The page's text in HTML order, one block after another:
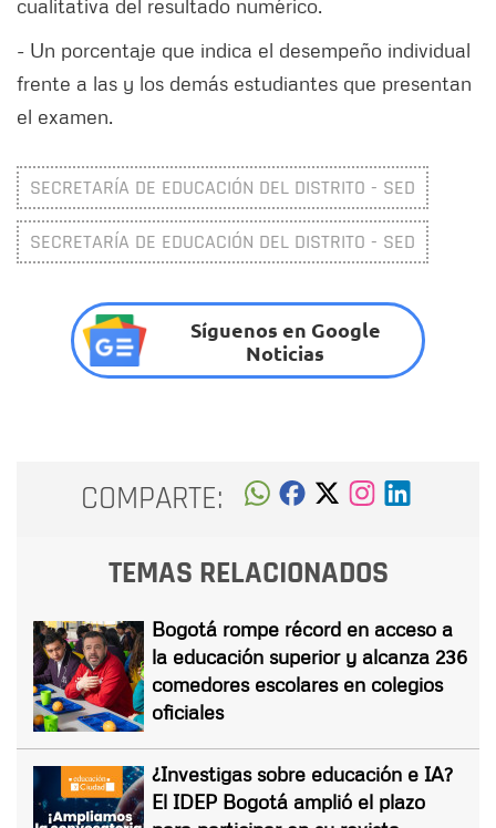
cualitativa del resultado numérico.
- Un porcentaje que indica el desempeño individual
frente a las y los demás estudiantes que presentan
el examen.
SECRETARÍA DE EDUCACIÓN DEL DISTRITO - SED
SECRETARÍA DE EDUCACIÓN DEL DISTRITO - SED
Síguenos en Google
Noticias
COMPARTE:
TEMAS RELACIONADOS
Bogotá rompe récord en acceso a
la educación superior y alcanza 236
comedores escolares en colegios
oficiales
¿Investigas sobre educación e IA?
El IDEP Bogotá amplió el plazo